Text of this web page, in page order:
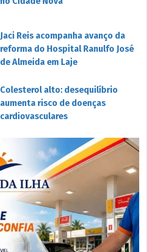
Jaci Reis acompanha avanço da
reforma do Hospital Ranulfo José
de Almeida em Laje
Colesterol alto: desequilíbrio
aumenta risco de doenças
cardiovasculares